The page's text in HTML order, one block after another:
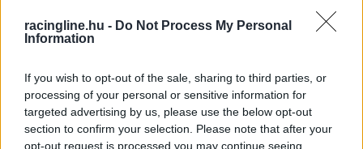
racingline.hu - Do Not Process My Personal
Information
If you wish to opt-out of the sale, sharing to third parties, or
processing of your personal or sensitive information for
targeted advertising by us, please use the below opt-out
section to confirm your selection. Please note that after your
opt-out request is processed you may continue seeing
nagyon keményen bántak vele, mert ő nem egy
idióta. Mindig nagyszerű versenyzőnek tartották,
volt a csapatban, mert az autót olykor nagyon
nehéz volt vezetni.”